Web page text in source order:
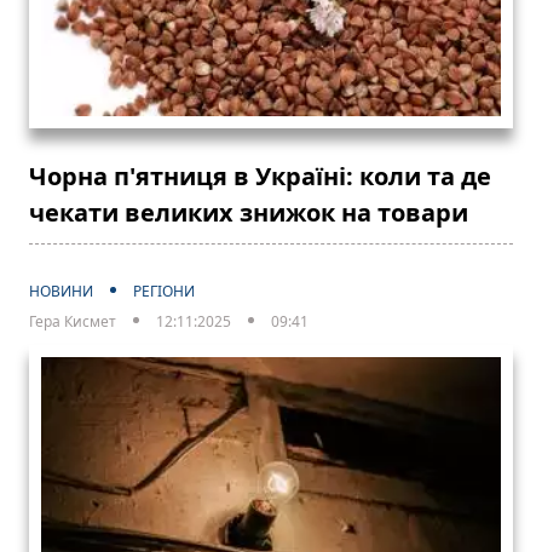
Чорна п'ятниця в Україні: коли та де
чекати великих знижок на товари
НОВИНИ
РЕГІОНИ
Гера Кисмет
12:11:2025 09:41